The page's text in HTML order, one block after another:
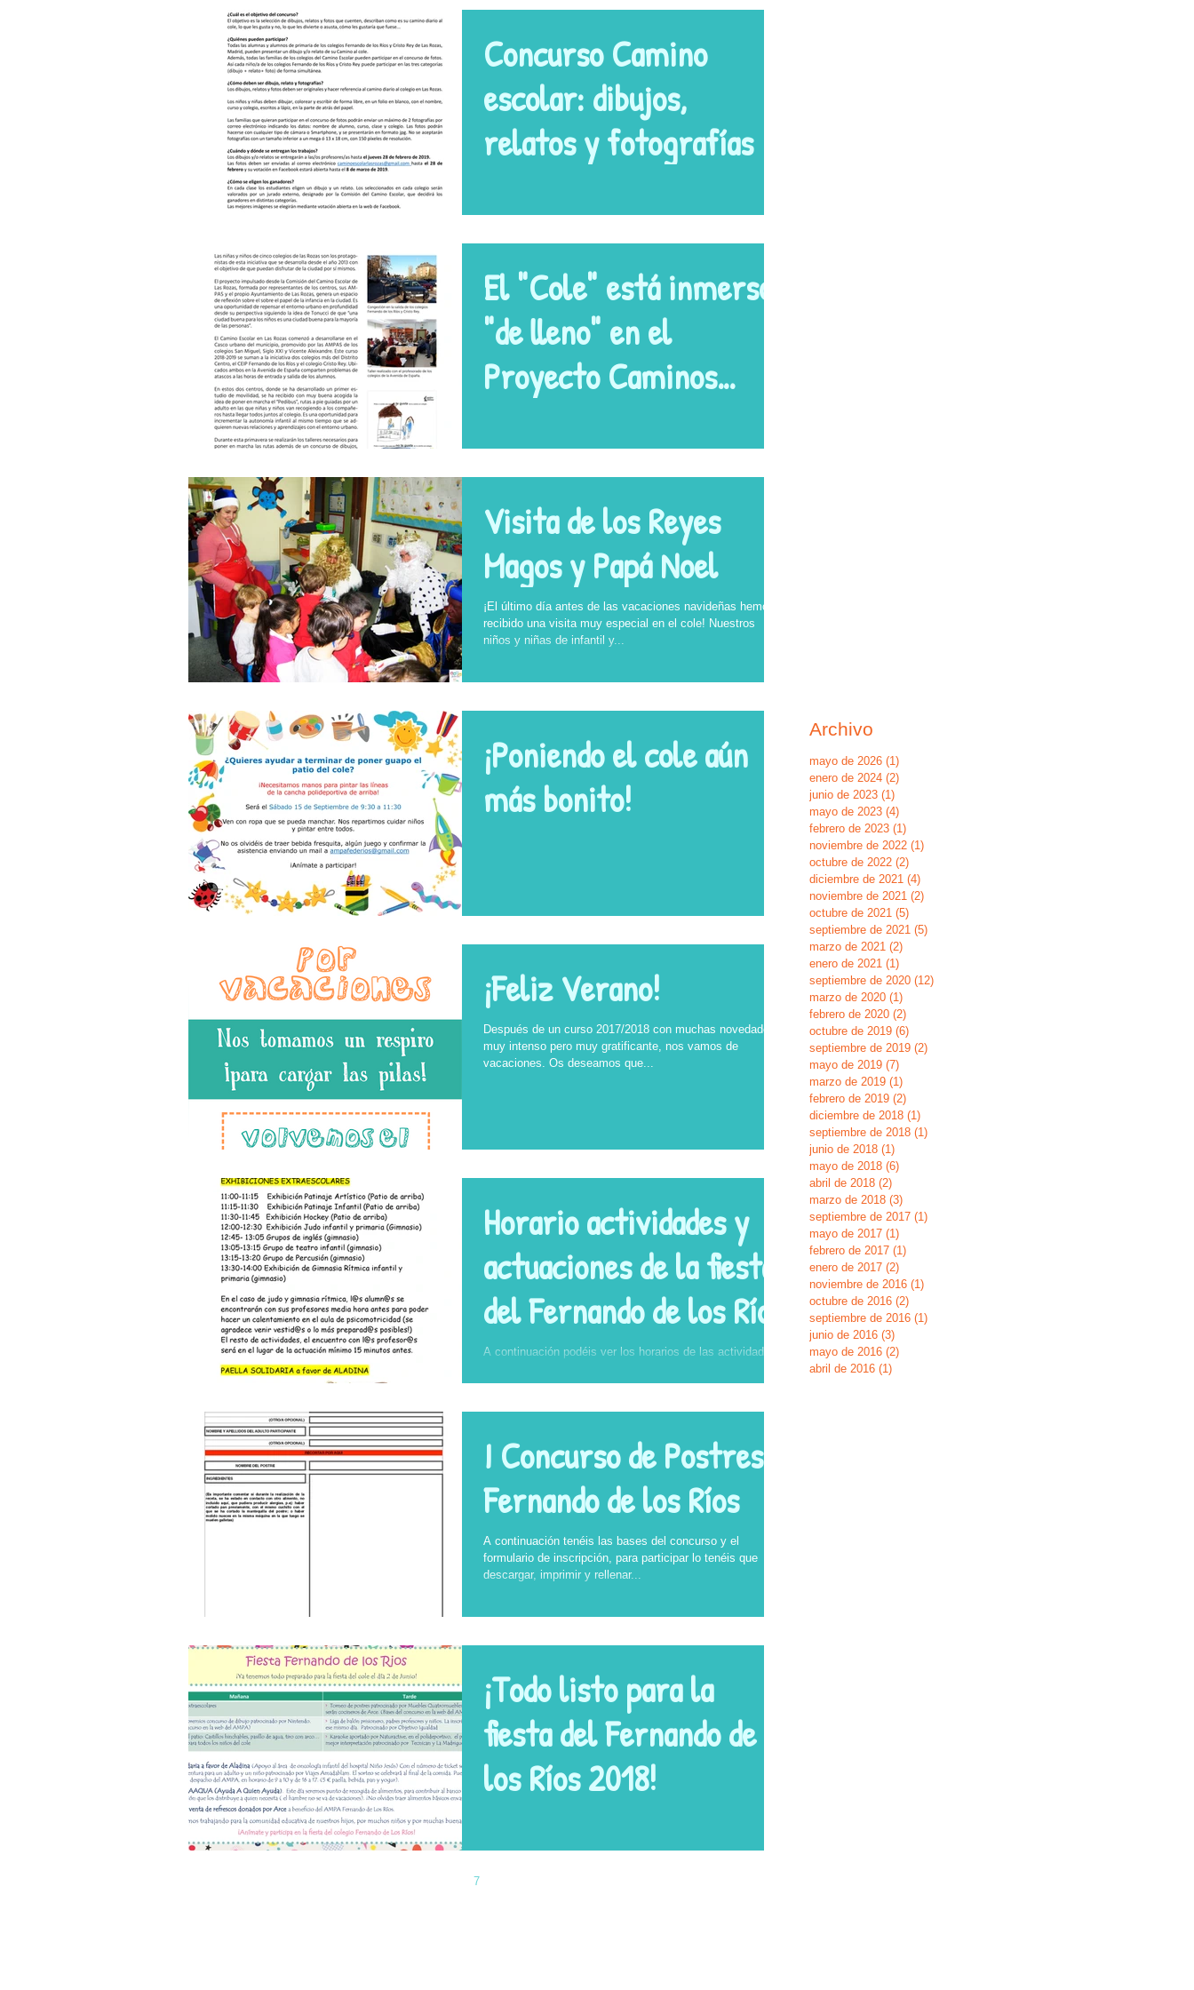
Concurso Camino
escolar: dibujos,
relatos y fotografías
El "Cole" está inmerso
"de lleno" en el
Proyecto Caminos
Visita de los Reyes
Magos y Papá Noel
¡El último día antes de las vacaciones navideñas hemos
recibido una visita muy especial en el cole! Nuestros
niños y niñas de infantil y...
¡Poniendo el cole aún
más bonito!
¡Feliz Verano!
Después de un curso 2017/2018 con muchas novedades,
muy intenso pero muy gratificante, nos vamos de
vacaciones. Os deseamos que...
Horario actividades y
actuaciones de la fiesta
del Fernando de los Ríos
A continuación podéis ver los horarios de las actividades
Junio en el colegio con...
I Concurso de Postres
Fernando de los Ríos
A continuación tenéis las bases del concurso y el
formulario de inscripción, para participar lo tenéis que
descargar, imprimir y rellenar...
¡Todo listo para la
fiesta del Fernando de
los Ríos 2018!
7
Archivo
mayo de 2026 (1)
enero de 2024 (2)
junio de 2023 (1)
mayo de 2023 (4)
febrero de 2023 (1)
noviembre de 2022 (1)
octubre de 2022 (2)
diciembre de 2021 (4)
noviembre de 2021 (2)
octubre de 2021 (5)
septiembre de 2021 (5)
marzo de 2021 (2)
enero de 2021 (1)
septiembre de 2020 (12)
marzo de 2020 (1)
febrero de 2020 (2)
octubre de 2019 (6)
septiembre de 2019 (2)
mayo de 2019 (7)
marzo de 2019 (1)
febrero de 2019 (2)
diciembre de 2018 (1)
septiembre de 2018 (1)
junio de 2018 (1)
mayo de 2018 (6)
abril de 2018 (2)
marzo de 2018 (3)
septiembre de 2017 (1)
mayo de 2017 (1)
febrero de 2017 (1)
enero de 2017 (2)
noviembre de 2016 (1)
octubre de 2016 (2)
septiembre de 2016 (1)
junio de 2016 (3)
mayo de 2016 (2)
abril de 2016 (1)